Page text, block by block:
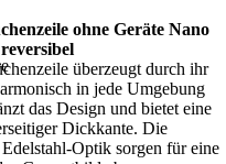
ohne Geräte Nano
überzeugt durch ihr
in jede Umgebung
das Design und bietet eine
Dickkante. Die
Optik sorgen für eine